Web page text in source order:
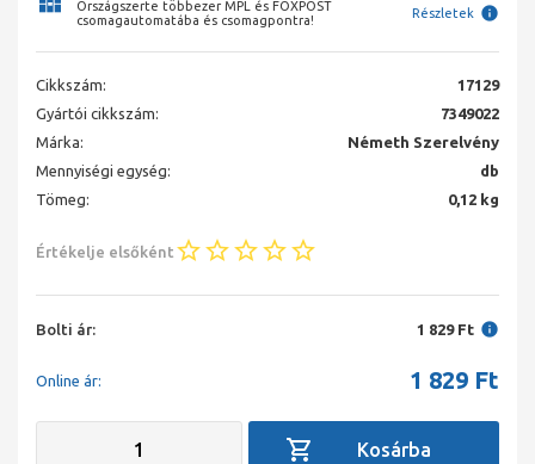
Országszerte többezer MPL és FOXPOST
csomagautomatába és csomagpontra!
Részletek
Cikkszám:
17129
Gyártói cikkszám:
7349022
Márka:
Németh Szerelvény
Mennyiségi egység:
db
Tömeg:
0,12 kg
Értékelje elsőként
Bolti ár: 1 829 Ft
Online ár: 1 829 Ft